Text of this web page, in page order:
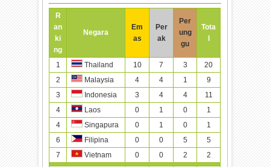
R
an
ki
ng
Negara
Em
as
Per
ak
Per
ung
gu
Tota
l
1 Thailand 10 7 3
20
2
Malaysia 4 4 1
9
3
Indonesia 3 4 4
11
4
Laos 0 1 0
1
4
Singapura 0 1 0
1
6
Filipina 0 0 5
5
7
Vietnam 0 0 2 2